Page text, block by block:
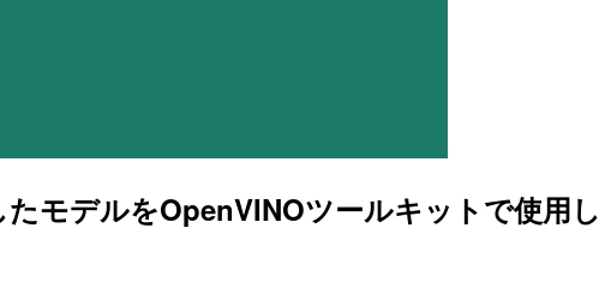
モデルをOpenVINOツールキットで使用し